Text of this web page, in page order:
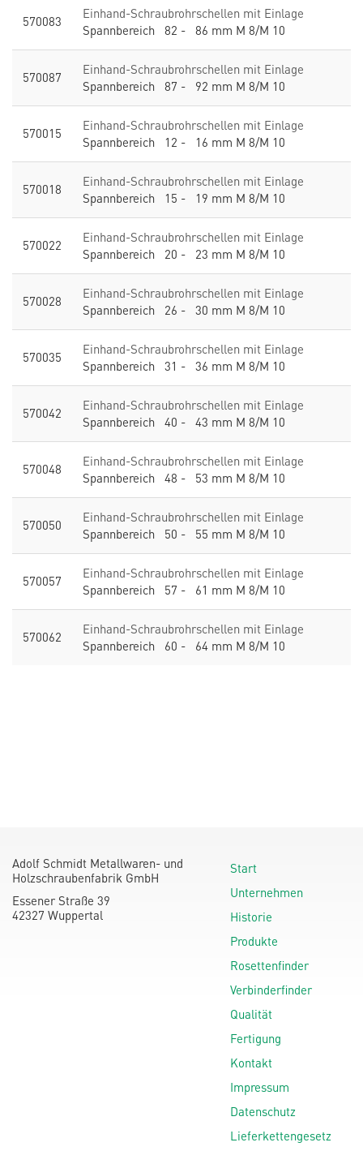
570083
Einhand-Schraubrohrschellen mit Einlage
Spannbereich 82 - 86 mm M 8/M 10
570087
Einhand-Schraubrohrschellen mit Einlage
Spannbereich 87 - 92 mm M 8/M 10
570015
Einhand-Schraubrohrschellen mit Einlage
Spannbereich 12 - 16 mm M 8/M 10
570018
Einhand-Schraubrohrschellen mit Einlage
Spannbereich 15 - 19 mm M 8/M 10
570022
Einhand-Schraubrohrschellen mit Einlage
Spannbereich 20 - 23 mm M 8/M 10
570028
Einhand-Schraubrohrschellen mit Einlage
Spannbereich 26 - 30 mm M 8/M 10
570035
Einhand-Schraubrohrschellen mit Einlage
Spannbereich 31 - 36 mm M 8/M 10
570042
Einhand-Schraubrohrschellen mit Einlage
Spannbereich 40 - 43 mm M 8/M 10
570048
Einhand-Schraubrohrschellen mit Einlage
Spannbereich 48 - 53 mm M 8/M 10
570050
Einhand-Schraubrohrschellen mit Einlage
Spannbereich 50 - 55 mm M 8/M 10
570057
Einhand-Schraubrohrschellen mit Einlage
Spannbereich 57 - 61 mm M 8/M 10
570062
Einhand-Schraubrohrschellen mit Einlage
Spannbereich 60 - 64 mm M 8/M 10
Adolf Schmidt Metallwaren- und
Holzschraubenfabrik GmbH
Essener Straße 39
42327 Wuppertal
Start
Unternehmen
Historie
Produkte
Rosettenfinder
Verbinderfinder
Qualität
Fertigung
Kontakt
Impressum
Datenschutz
Lieferkettengesetz